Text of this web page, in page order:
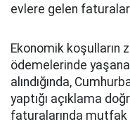
evlere gelen
Ekonomik koşulların
ödemelerinde
alındığında,
yaptığı açıklama
faturalarında mutfak